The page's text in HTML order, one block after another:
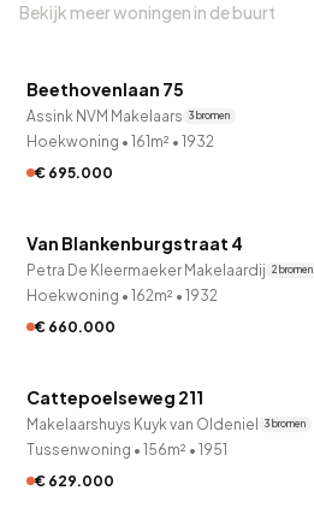
Bekijk meer woningen in de buurt
QUICKLANE™
Beethovenlaan 75
Assink NVM Makelaars 3 bronnen
Hoekwoning • 161m² • 1932
€ 695.000
Verkocht onder voorbehoud
QUICKLANE™
Van Blankenburgstraat 4
Petra De Kleermaeker Makelaardij 2 bronnen
Hoekwoning • 162m² • 1932
€ 660.000QUICKLANE™
Cattepoelseweg 211
Makelaarshuys Kuyk van Oldeniel 3 bronnen
Tussenwoning • 156m² • 1951
€ 629.000QUICKLANE™